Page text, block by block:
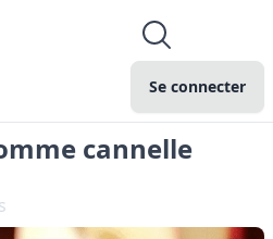
Se connecter
cannelle